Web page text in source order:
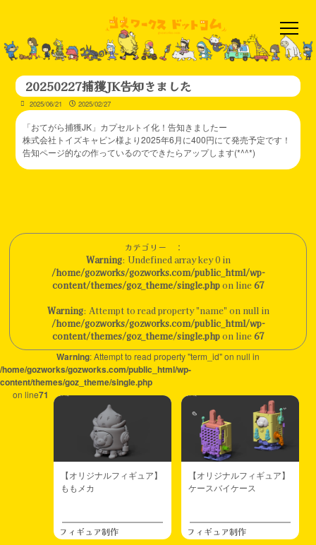
20250227捕獲JK告知きました
2025/06/21 2025/02/27
「おてがら捕獲JK」カプセルトイ化！告知きましたー
株式会社トイズキャビン様より2025年6月に400円にて発売予定です！
告知ページ的なの作っているのでできたらアップします(*^^*)
カテゴリー ：
Warning: Undefined array key 0 in
/home/gozworks/gozworks.com/public_html/wp-
content/themes/goz_theme/single.phpon line67
Warning: Attempt to read property "name" on null in
/home/gozworks/gozworks.com/public_html/wp-
content/themes/goz_theme/single.phpon line67
Warning: Attempt to read property "term_id" on null in
/home/gozworks/gozworks.com/public_html/wp-
content/themes/goz_theme/single.php
on line71
【オリジナルフィギュア】
ももメカ
フィギュア制作
【オリジナルフィギュア】
ケースバイケース
フィギュア制作